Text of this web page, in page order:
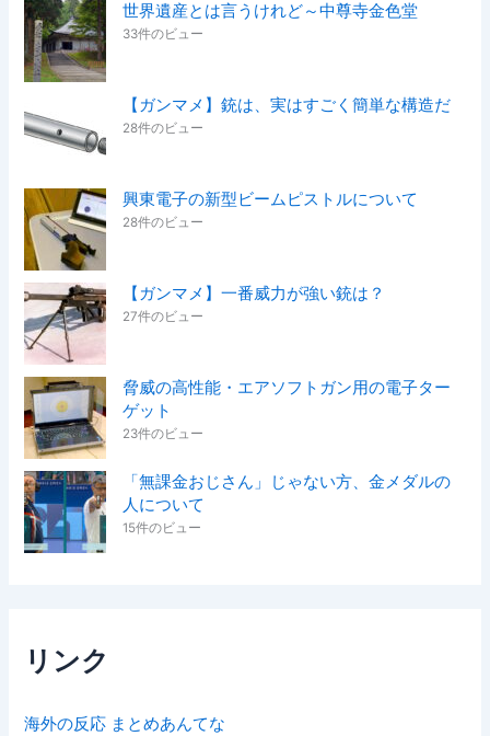
世界遺産とは言うけれど～中尊寺金色堂
33件のビュー
【ガンマメ】銃は、実はすごく簡単な構造だ
28件のビュー
興東電子の新型ビームピストルについて
28件のビュー
【ガンマメ】一番威力が強い銃は？
27件のビュー
脅威の高性能・エアソフトガン用の電子ター
ゲット
23件のビュー
「無課金おじさん」じゃない方、金メダルの
人について
15件のビュー
リンク
海外の反応 まとめあんてな